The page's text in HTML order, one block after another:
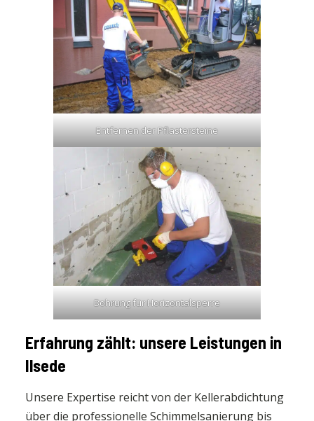
Entfernen der Pflastersteine
Bohrung für Horizontalsperre
Erfahrung zählt: unsere Leistungen in
Ilsede
Unsere Expertise reicht von der Kellerabdichtung
über die professionelle Schimmelsanierung bis